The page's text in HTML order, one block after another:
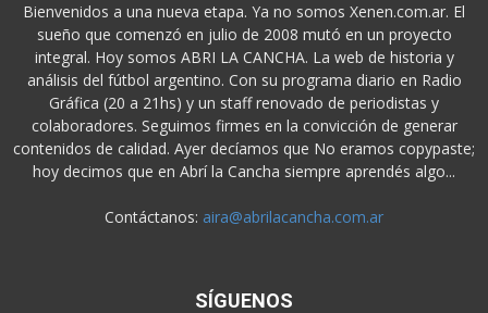
Bienvenidos a una nueva etapa. Ya no somos Xenen.com.ar. El
sueño que comenzó en julio de 2008 mutó en un proyecto
integral. Hoy somos ABRI LA CANCHA. La web de historia y
análisis del fútbol argentino. Con su programa diario en Radio
Gráfica (20 a 21hs) y un staff renovado de periodistas y
colaboradores. Seguimos firmes en la convicción de generar
contenidos de calidad. Ayer decíamos que No eramos copypaste;
hoy decimos que en Abrí la Cancha siempre aprendés algo...
Contáctanos: aira@abrilacancha.com.ar
SÍGUENOS